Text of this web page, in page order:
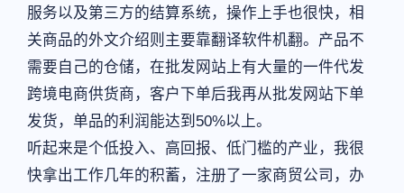
服务以及第三方的结算系统，操作上手也很快，相
关商品的外文介绍则主要靠翻译软件机翻。产品不
需要自己的仓储，在批发网站上有大量的一件代发
跨境电商供货商，客户下单后我再从批发网站下单
发货，单品的利润能达到50%以上。
听起来是个低投入、高回报、低门槛的产业，我很
快拿出工作几年的积蓄，注册了一家商贸公司，办